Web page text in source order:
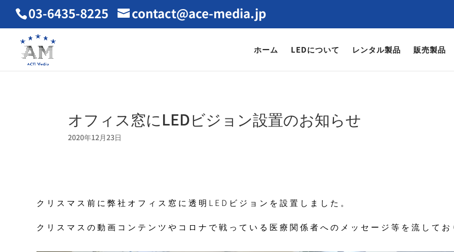
03-6435-8225 contact@ace-media.jp
ホーム LEDについて レンタル製品 販売製品
オフィス窓にLEDビジョン設置のお知らせ
2020年12月23日
クリスマス前に弊社オフィス窓に透明LEDビジョンを設置しました。
クリスマスの動画コンテンツやコロナで戦っている医療関係者へのメッセージ等を流して